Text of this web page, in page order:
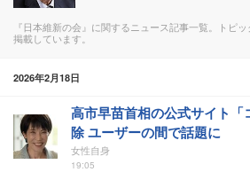
『日本維新の会』に関するニュース記事一覧。トピ
掲載しています。
2026年2月18日
高市早苗首相の公式サイト
除 ユーザーの間で話題に
女性自身
19:05